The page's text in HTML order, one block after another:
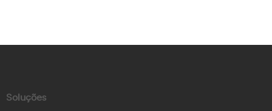
Soluções